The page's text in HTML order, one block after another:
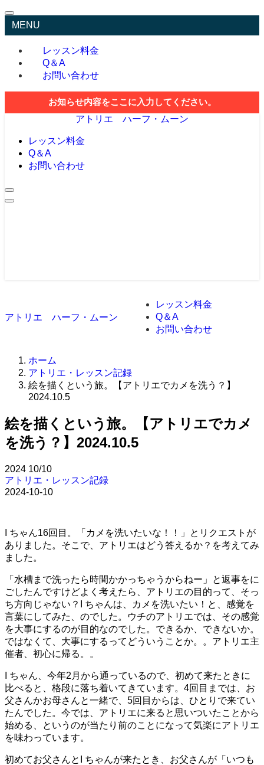
MENU
レッスン料金
Q＆A
お問い合わせ
お知らせ内容をここに入力してください。
アトリエ ハーフ・ムーン
レッスン料金
Q＆A
お問い合わせ
アトリエ ハーフ・ムーン
レッスン料金
Q＆A
お問い合わせ
ホーム
アトリエ・レッスン記録
絵を描くという旅。【アトリエでカメを洗う？】
2024.10.5
絵を描くという旅。【アトリエでカメ
を洗う？】2024.10.5
2024 10/10
アトリエ・レッスン記録
2024-10-10
I ちゃん16回目。「カメを洗いたいな！！」とリクエストが
ありました。そこで、アトリエはどう答えるか？を考えてみ
ました。
「水槽まで洗ったら時間かかっちゃうからねー」と返事をに
ごしたんですけどよく考えたら、アトリエの目的って、そっ
ち方向じゃない？I ちゃんは、カメを洗いたい！と、感覚を
言葉にしてみた、のでした。ウチのアトリエでは、その感覚
を大事にするのが目的なのでした。できるか、できないか。
ではなくて、大事にするってどういうことか。。アトリエ主
催者、初心に帰る。。
I ちゃん、今年2月から通っているので、初めて来たときに
比べると、格段に落ち着いてきています。4回目までは、お
父さんかお母さんと一緒で、5回目からは、ひとりで来てい
たんでした。今では、アトリエに来ると思いついたことから
始める、というのが当たり前のことになって気楽にアトリエ
を味わっています。
初めてお父さんとI ちゃんが来たとき、お父さんが「いつも